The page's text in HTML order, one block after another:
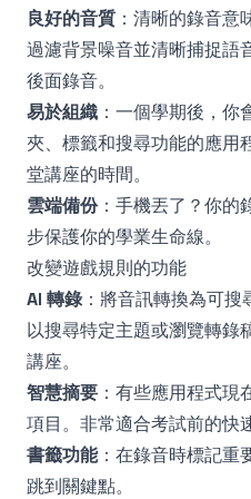
良好的音質 ：清晰的錄音
過濾背景噪音並清晰捕捉語
後面錄音。
易於組織 ：一個學期後，
夾、標籤和搜尋功能的應用
堂講座的時間。
雲端備份：手機丟了？你的
步保護你的學業生命線。
改變遊戲規則的功能
AI 轉錄 ：將音訊轉換為可
以搜尋特定主題或瀏覽轉錄
講座。
智慧摘要 ：有些應用程式
項目。非常適合考試前的快
書籤功能：在錄音時標記重
跳到關鍵點。